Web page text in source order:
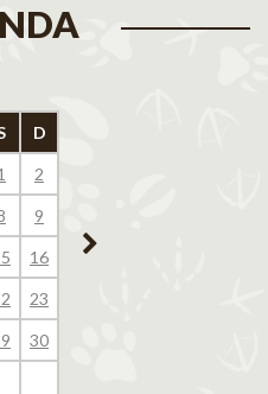
D
2
9
16
23
30
14